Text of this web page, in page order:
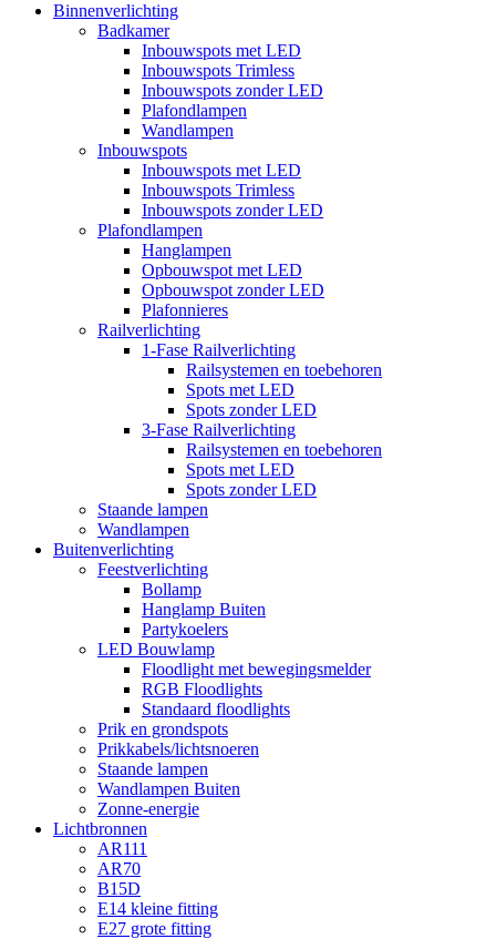
Binnenverlichting
Badkamer
Inbouwspots met LED
Inbouwspots Trimless
Inbouwspots zonder LED
Plafondlampen
Wandlampen
Inbouwspots
Inbouwspots met LED
Inbouwspots Trimless
Inbouwspots zonder LED
Plafondlampen
Hanglampen
Opbouwspot met LED
Opbouwspot zonder LED
Plafonnieres
Railverlichting
1-Fase Railverlichting
Railsystemen en toebehoren
Spots met LED
Spots zonder LED
3-Fase Railverlichting
Railsystemen en toebehoren
Spots met LED
Spots zonder LED
Staande lampen
Wandlampen
Buitenverlichting
Feestverlichting
Bollamp
Hanglamp Buiten
Partykoelers
LED Bouwlamp
Floodlight met bewegingsmelder
RGB Floodlights
Standaard floodlights
Prik en grondspots
Prikkabels/lichtsnoeren
Staande lampen
Wandlampen Buiten
Zonne-energie
Lichtbronnen
AR111
AR70
B15D
E14 kleine fitting
E27 grote fitting